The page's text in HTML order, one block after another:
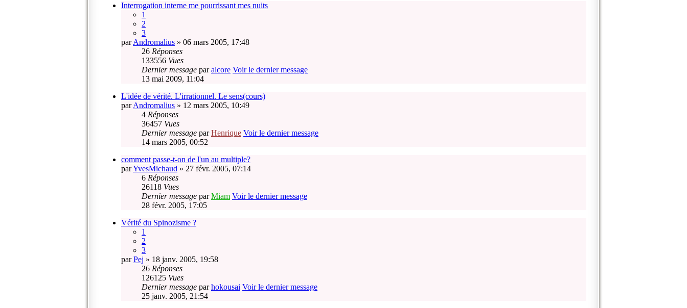
Interrogation interne me pourrissant mes nuits
1
2
3
parAndromalius » 06 mars 2005, 17:48
26 Réponses
133556 Vues
Dernier message paralcore Voir le dernier message
13 mai 2009, 11:04
L'idée de vérité. L'irrationnel. Le sens(cours)
parAndromalius » 12 mars 2005, 10:49
4 Réponses
36457 Vues
Dernier message parHenrique Voir le dernier message
14 mars 2005, 00:52
comment passe-t-on de l'un au multiple?
parYvesMichaud » 27 févr. 2005, 07:14
6 Réponses
26118 Vues
Dernier message parMiam Voir le dernier message
28 févr. 2005, 17:05
Vérité du Spinozisme ?
1
2
3
parPej » 18 janv. 2005, 19:58
26 Réponses
126125 Vues
Dernier message parhokousai Voir le dernier message
25 janv. 2005, 21:54